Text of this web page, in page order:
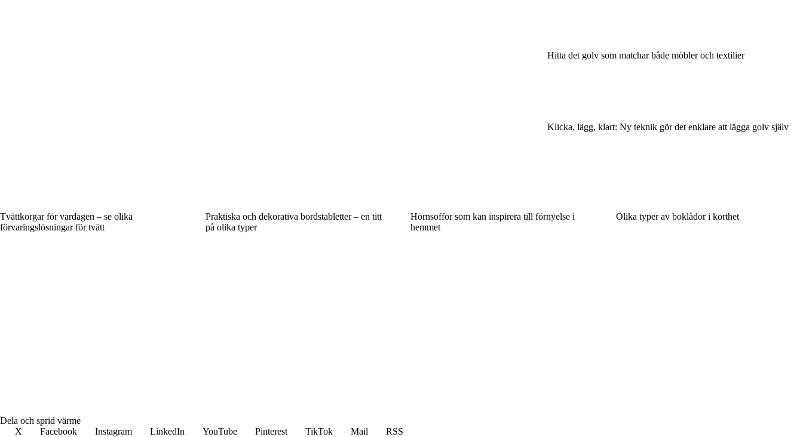
Hitta det golv som matchar både möbler och textilier
Klicka, lägg, klart: Ny teknik gör det enklare att lägga golv själv
Tvättkorgar för vardagen – se olika
förvaringslösningar för tvätt
Praktiska och dekorativa bordstabletter – en titt
på olika typer
Hörnsoffor som kan inspirera till förnyelse i
hemmet
Olika typer av boklådor i korthet
Dela och sprid värme
X
Facebook Instagram LinkedIn YouTube Pinterest TikTok Mail
RSS